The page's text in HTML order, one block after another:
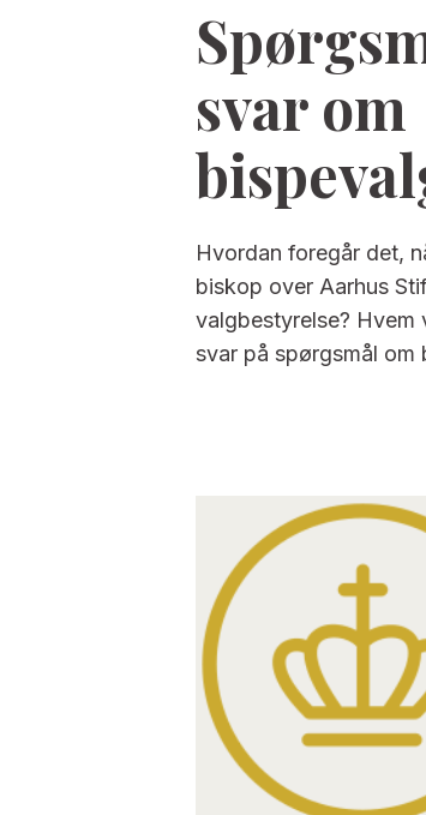
svar om
Hvordan foregår det,
biskop over Aarhus
valgbestyrelse?
svar på spørgsmål om